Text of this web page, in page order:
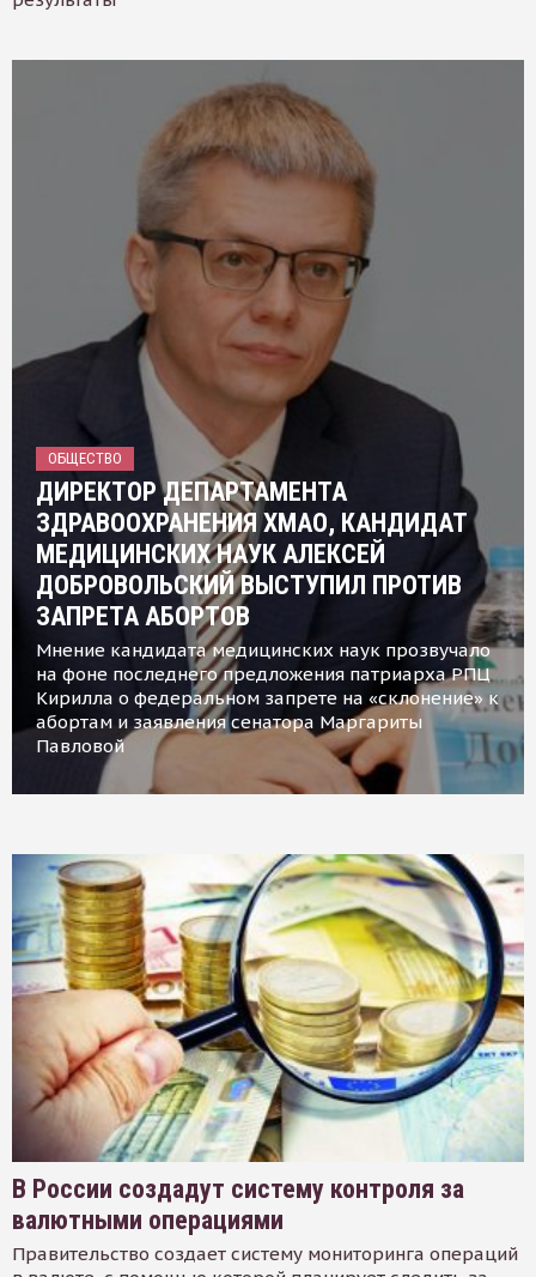
ОБЩЕСТВО
ДИРЕКТОР ДЕПАРТАМЕНТА
ЗДРАВООХРАНЕНИЯ ХМАО, КАНДИДАТ
МЕДИЦИНСКИХ НАУК АЛЕКСЕЙ
ДОБРОВОЛЬСКИЙ ВЫСТУПИЛ ПРОТИВ
ЗАПРЕТА АБОРТОВ
Мнение кандидата медицинских наук прозвучало
на фоне последнего предложения патриарха РПЦ
Кирилла о федеральном запрете на «склонение» к
абортам и заявления сенатора Маргариты
Павловой
В России создадут систему контроля за
валютными операциями
Правительство создает систему мониторинга операций